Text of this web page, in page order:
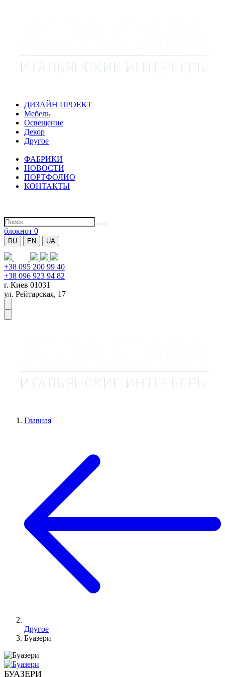
ДИЗАЙН ПРОЕКТ
Мебель
Освещение
Декор
Другое
ФАБРИКИ
НОВОСТИ
ПОРТФОЛИО
КОНТАКТЫ
блокнот 0
RU EN UA
+38 095 200 99 40
+38 096 923 94 82
г. Киев 01031
ул. Рейтарская, 17
Главная
Другое
Буазери
БУАЗЕРИ